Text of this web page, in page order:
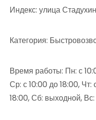
Индекс: улица
Категория:
Время работы: Пн: с
Ср: с 10:00 до 18:00, Чт:
18:00, Сб: выходной,